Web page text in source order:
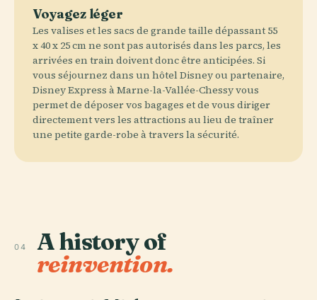
Voyagez léger
Les valises et les sacs de grande taille dépassant 55
x 40 x 25 cm ne sont pas autorisés dans les parcs, les
arrivées en train doivent donc être anticipées. Si
vous séjournez dans un hôtel Disney ou partenaire,
Disney Express à Marne-la-Vallée-Chessy vous
permet de déposer vos bagages et de vous diriger
directement vers les attractions au lieu de traîner
une petite garde-robe à travers la sécurité.
04 A history of
reinvention.